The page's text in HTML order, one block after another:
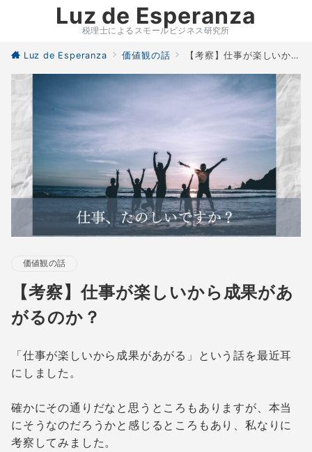
Luz de Esperanza
税理士によるスモールビジネス研究所
Luz de Esperanza 価値観の話 【考察】仕事が楽しいから成果があがるのか？
価値観の話
【考察】仕事が楽しいから成果があ
がるのか？
「仕事が楽しいから成果があがる」という話を最近耳
にしました。
確かにその通りだなと思うところもありますが、本当
にそうなのだろうかと感じるところもあり、私なりに
考察してみました。